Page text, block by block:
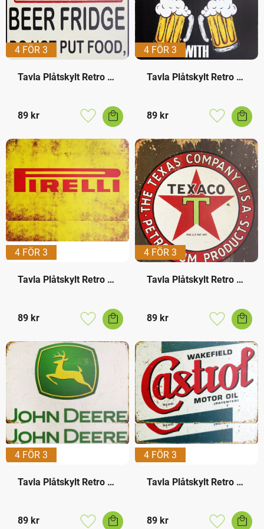
4 FÖR 3
Tavla Plåtskylt Retro
89 kr
Lägg till i favoriter
4 FÖR 3
Tavla Plåtskylt Retro
89 kr
Lägg till i
4 FÖR 3
Tavla Plåtskylt Retro
89 kr
Lägg till i favoriter
4 FÖR 3
Tavla Plåtskylt Retro
89 kr
Lägg till i
4 FÖR 3
Tavla Plåtskylt Retro
89 kr
4 FÖR 3
Tavla Plåtskylt Retro
89 kr